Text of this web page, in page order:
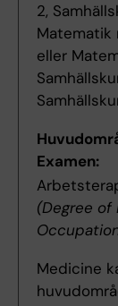
2,
Matematik
eller
Examen:
(Degree of
Medicine